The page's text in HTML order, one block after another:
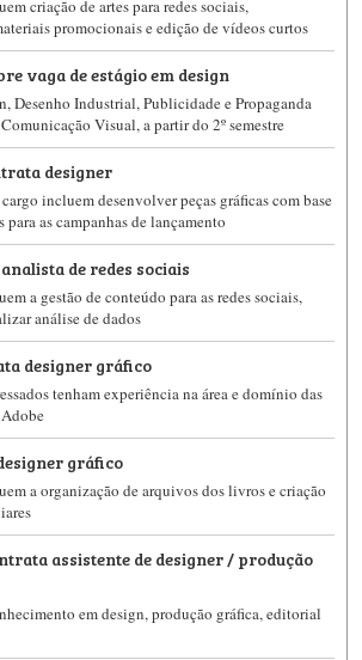
criação de artes para redes sociais,
promocionais e edição de vídeos curtos
vaga de estágio em design
Desenho Industrial, Publicidade e Propaganda
Visual, a partir do 2º semestre
designer
incluem desenvolver peças gráficas com base
as campanhas de lançamento
de redes sociais
a gestão de conteúdo para as redes sociais,
análise de dados
designer gráfico
tenham experiência na área e domínio das
gráfico
a organização de arquivos dos livros e criação
assistente de designer / produção
em design, produção gráfica, editorial